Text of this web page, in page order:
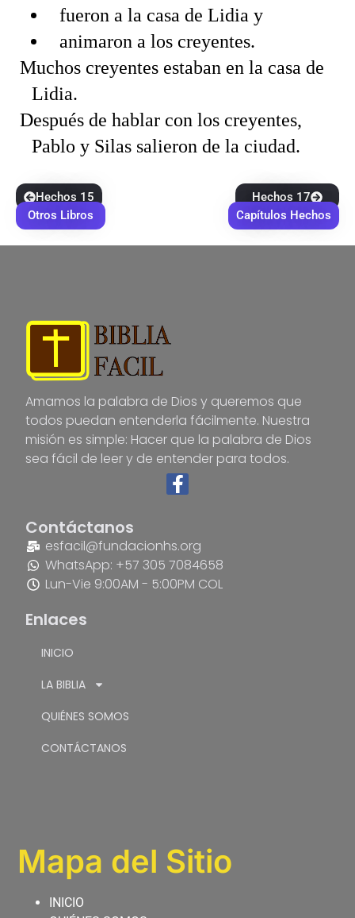
fueron a la casa de Lidia y
animaron a los creyentes.
Muchos creyentes estaban en la casa de
Lidia.
Después de hablar con los creyentes,
Pablo y Silas salieron de la ciudad.
Hechos 15
Hechos 17
Otros Libros
Capítulos Hechos
Amamos la palabra de Dios y queremos que
todos puedan entenderla fácilmente. Nuestra
misión es simple: Hacer que la palabra de Dios
sea fácil de leer y de entender para todos.
Contáctanos
esfacil@fundacionhs.org
WhatsApp: +57 305 7084658
Lun-Vie 9:00AM - 5:00PM COL
Enlaces
INICIO
LA BIBLIA
QUIÉNES SOMOS
CONTÁCTANOS
Mapa del Sitio
INICIO